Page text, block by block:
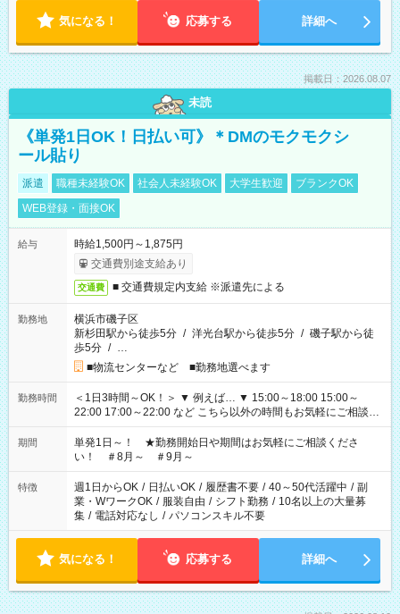
気になる！ 応募する 詳細へ
掲載日：2026.08.07
未読
《単発1日OK！日払い可》＊DMのモクモクシ
ール貼り
派遣 職種未経験OK 社会人未経験OK 大学生歓迎
ブランクOK
WEB登録・面接OK
給与
時給1,500円～1,875円
交通費別途支給あり
交通費 ■ 交通費規定内支給 ※派遣先による
勤務地
横浜市磯子区
新杉田駅から徒歩5分 / 洋光台駅から徒歩5分 / 磯子駅から徒
歩5分 / …
■物流センターなど ■勤務地選べます
勤務時間
＜1日3時間～OK！＞ ▼ 例えば… ▼ 15:00～18:00 15:00～
22:00 17:00～22:00 など こちら以外の時間もお気軽にご相談く
ださい！
期間
単発1日～！ ★勤務開始日や期間はお気軽にご相談くださ
い！ ＃8月～ ＃9月～
特徴 週1日からOK / 日払いOK / 履歴書不要 / 40～50代活躍中 / 副
業・WワークOK / 服装自由 / シフト勤務 / 10名以上の大量募
集 / 電話対応なし / パソコンスキル不要
気になる！ 応募する 詳細へ